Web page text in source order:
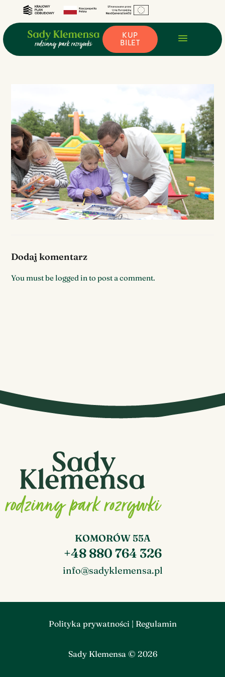
KUP
BILET
Dodaj komentarz
You must belogged into post a comment.
KOMORÓW 55A
+48 880 764 326
info@sadyklemensa.pl
Polityka prywatności| Regulamin
Sady Klemensa © 2026